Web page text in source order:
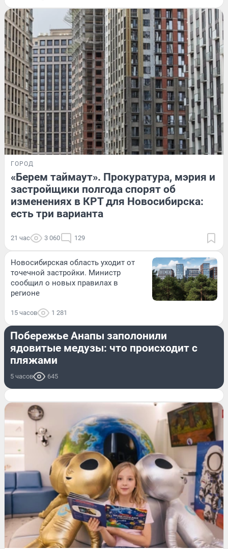
ГОРОД
«Берем таймаут». Прокуратура, мэрия и
застройщики полгода спорят об
изменениях в КРТ для Новосибирска:
есть три варианта
21 час 3 060 129
Новосибирская область уходит от
точечной застройки. Министр
сообщил о новых правилах в
регионе
15 часов 1 281
ПРОИСШЕСТВИЯ
Побережье Анапы заполонили
ядовитые медузы: что происходит с
пляжами
5 часов 645